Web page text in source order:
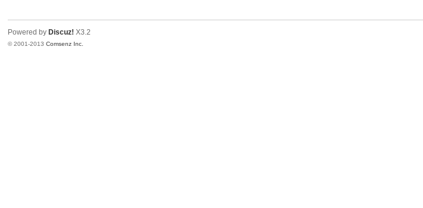
Powered by Discuz! X3.2
© 2001-2013Comsenz Inc.